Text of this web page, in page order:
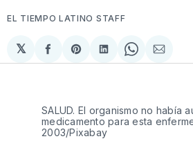
EL TIEMPO LATINO STAFF
𝕏
Compartir
en
Share
on
Compartir
en
Share
on
via
SALUD. El organismo no había
medicamento para esta
2003/Pixabay